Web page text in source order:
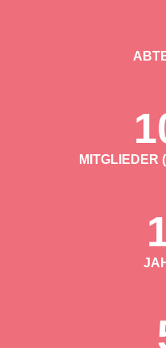
MITGLIEDER